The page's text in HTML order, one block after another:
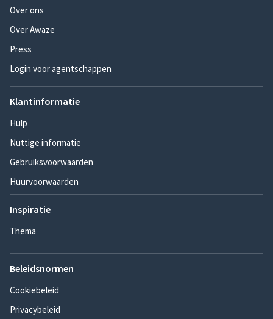
Over ons
Over Awaze
Press
Login voor agentschappen
Klantinformatie
Hulp
Nuttige informatie
Gebruiksvoorwaarden
Huurvoorwaarden
Inspiratie
Thema
Beleidsnormen
Cookiebeleid
Privacybeleid